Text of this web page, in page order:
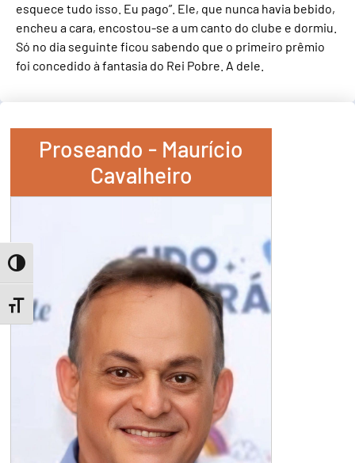
Toggle High Contrast
Toggle Font size
esquece tudo isso. Eu pago”. Ele, que nunca havia bebido,
encheu a cara, encostou-se a um canto do clube e dormiu.
Só no dia seguinte ficou sabendo que o primeiro prêmio
foi concedido à fantasia do Rei Pobre. A dele.
Proseando - Maurício
Cavalheiro